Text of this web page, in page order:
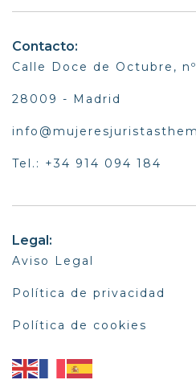
Contacto:
Calle Doce de Octubre,
28009 - Madrid
Tel.: +34 914 094 184
Legal:
Aviso Legal
Política de privacidad
Política de cookies